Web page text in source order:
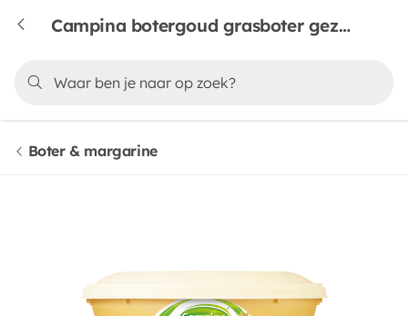
Campina botergoud grasboter gezouten
Boter & margarine